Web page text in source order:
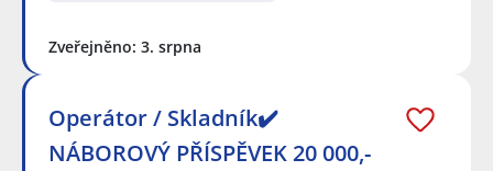
Zveřejněno: 3. srpna
Operátor / Skladník✔️
NÁBOROVÝ PŘÍSPĚVEK 20 000,-